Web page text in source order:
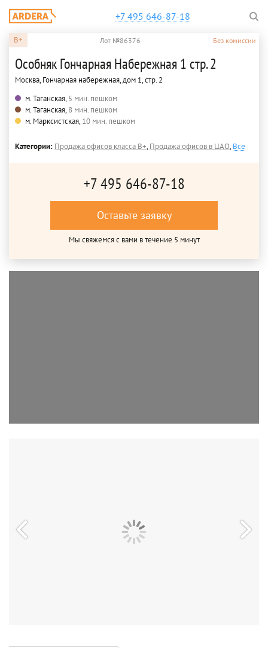
+7 495 646-87-18
B+ Лот №86376 Без комиссии
Особняк Гончарная Набережная 1 стр. 2
Москва, Гончарная набережная, дом 1, стр. 2
м. Таганская,5 мин. пешком
м. Таганская,8 мин. пешком
м. Марксистская,10 мин. пешком
Категории: Продажа офисов класса B+,Продажа офисов в ЦАО,Все
+7 495 646-87-18
Оставьте заявку
Мы свяжемся с вами в течение 5 минут